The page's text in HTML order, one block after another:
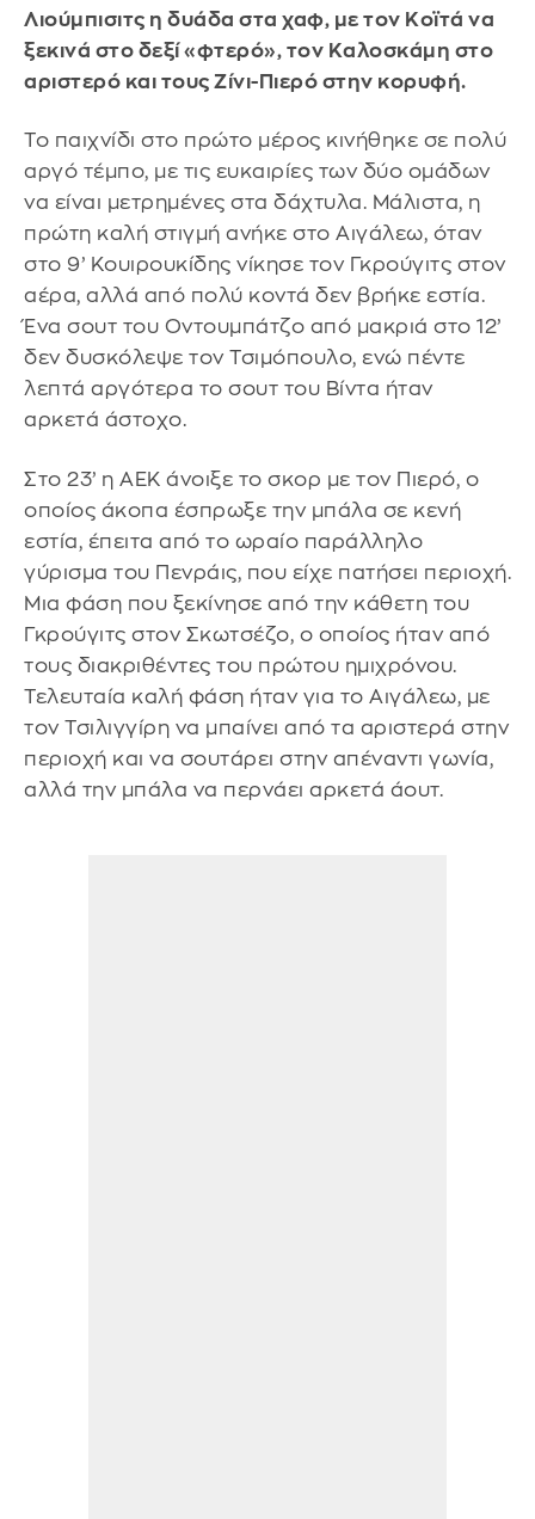
Λιούμπισιτς η δυάδα στα χαφ, με τον Κοϊτά να
ξεκινά στο δεξί «φτερό», τον Καλοσκάμη στο
αριστερό και τους Ζίνι-Πιερό στην κορυφή.
Το παιχνίδι στο πρώτο μέρος κινήθηκε σε πολύ
αργό τέμπο, με τις ευκαιρίες των δύο ομάδων
να είναι μετρημένες στα δάχτυλα. Μάλιστα, η
πρώτη καλή στιγμή ανήκε στο Αιγάλεω, όταν
στο 9’ Κουιρουκίδης νίκησε τον Γκρούγιτς στον
αέρα, αλλά από πολύ κοντά δεν βρήκε εστία.
Ένα σουτ του Οντουμπάτζο από μακριά στο 12’
δεν δυσκόλεψε τον Τσιμόπουλο, ενώ πέντε
λεπτά αργότερα το σουτ του Βίντα ήταν
αρκετά άστοχο.
Στο 23’ η ΑΕΚ άνοιξε το σκορ με τον Πιερό, ο
οποίος άκοπα έσπρωξε την μπάλα σε κενή
εστία, έπειτα από το ωραίο παράλληλο
γύρισμα του Πενράις, που είχε πατήσει περιοχή.
Μια φάση που ξεκίνησε από την κάθετη του
Γκρούγιτς στον Σκωτσέζο, ο οποίος ήταν από
τους διακριθέντες του πρώτου ημιχρόνου.
Τελευταία καλή φάση ήταν για το Αιγάλεω, με
τον Τσιλιγγίρη να μπαίνει από τα αριστερά στην
περιοχή και να σουτάρει στην απέναντι γωνία,
αλλά την μπάλα να περνάει αρκετά άουτ.